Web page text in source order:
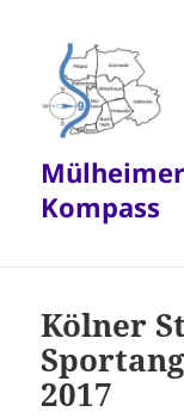
Kompass
Kölner
2017